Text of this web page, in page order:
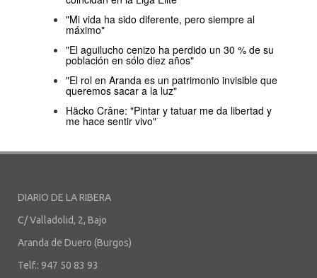
"Mi vida ha sido diferente, pero siempre al
máximo"
"El aguilucho cenizo ha perdido un 30 % de su
población en sólo diez años"
"El rol en Aranda es un patrimonio invisible que
queremos sacar a la luz"
Häcko Crâne: "Pintar y tatuar me da libertad y
me hace sentir vivo"
DIARIO DE LA RIBERA
C/ Valladolid, 2, Bajo
Aranda de Duero (Burgos)
Telf.: 947 50 83 93